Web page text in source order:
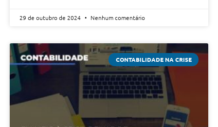
29 de outubro de 2024 Nenhum comentário
CONTABILIDADE NA CRISE